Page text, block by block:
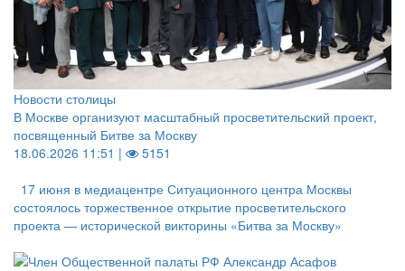
Новости столицы
В Москве организуют масштабный просветительский проект,
посвященный Битве за Москву
18.06.2026 11:51 |
5151
17 июня в медиацентре Ситуационного центра Москвы
состоялось торжественное открытие просветительского
проекта — исторической викторины «Битва за Москву»